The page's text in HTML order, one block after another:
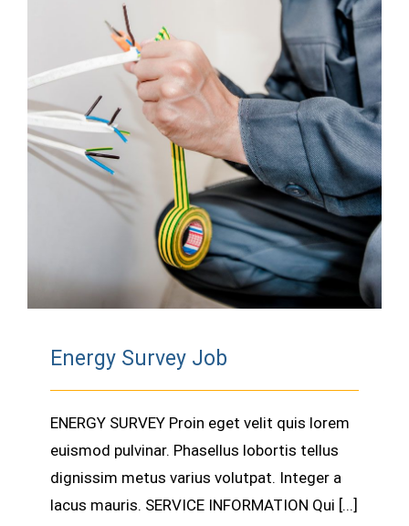
Energy Survey Job
Energy Survey Job
ENERGY SURVEY Proin eget velit quis lorem
euismod pulvinar. Phasellus lobortis tellus
dignissim metus varius volutpat. Integer a
lacus mauris. SERVICE INFORMATION Qui [...]